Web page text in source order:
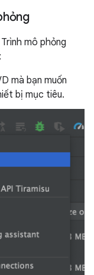
mô phỏng
mà bạn muốn
bị mục tiêu.